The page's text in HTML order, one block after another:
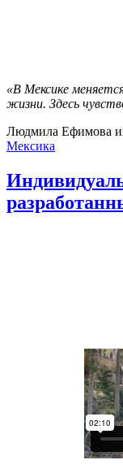
«В Мексике
жизни. Здесь
Людмила Ефимова
Мексика